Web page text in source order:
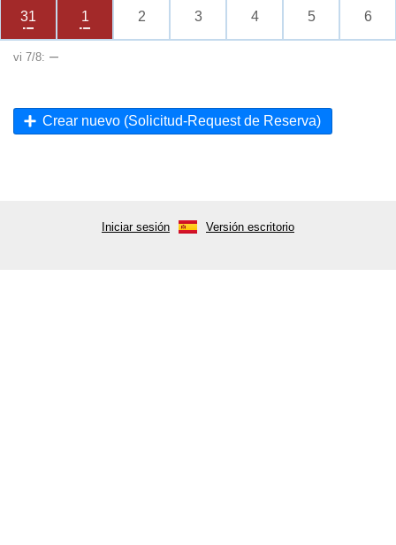
31 1 2 3 4 5 6
vi 7/8: –
Crear nuevo (Solicitud-Request de Reserva)
Iniciar sesión Versión escritorio